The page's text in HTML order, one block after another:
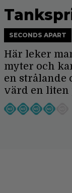
SECONDS APART
Här leker
myter och
en strålande
värd en liten